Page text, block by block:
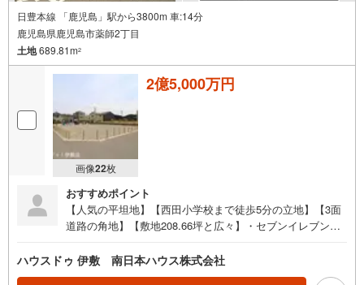
日豊本線 「鹿児島」駅から3800m 車:14分
鹿児島県鹿児島市薬師2丁目
土地689.81m2
画像22枚
2億5,000万円
おすすめポイント
【人気の平坦地】【西田小学校まで徒歩5分の立地】【3面
道路の角地】【敷地208.66坪と広々】・セブンイレブン鹿
校まで徒歩5分（約330m）・城西中学校まで徒歩10分（約7
50m）・セブンイレブン鹿児島原良店まで徒歩3分（約220
ハウスドゥ 伊敷 南日本ハウス株式会社